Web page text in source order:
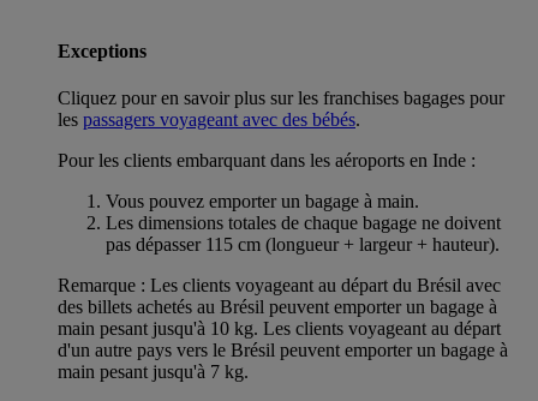
Exceptions
Cliquez pour en savoir plus sur les franchises bagages pour
les passagers voyageant avec des bébés.
Pour les clients embarquant dans les aéroports en Inde :
Vous pouvez emporter un bagage à main.
Les dimensions totales de chaque bagage ne doivent
pas dépasser 115 cm (longueur + largeur + hauteur).
Remarque : Les clients voyageant au départ du Brésil avec
des billets achetés au Brésil peuvent emporter un bagage à
main pesant jusqu'à 10 kg. Les clients voyageant au départ
d'un autre pays vers le Brésil peuvent emporter un bagage à
main pesant jusqu'à 7 kg.